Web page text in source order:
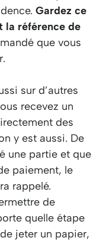
Gardez ce
la référence de
que vous
sur d’autres
recevez un
des
y est aussi. De
une partie et que
paiement, le
rappelé.
de
quelle étape
jeter un papier,